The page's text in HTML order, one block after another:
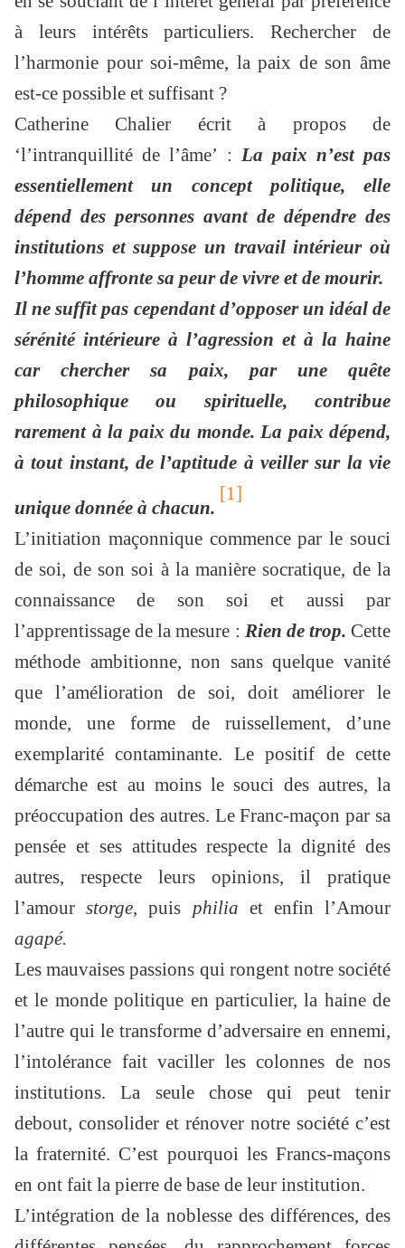
à leurs intérêts particuliers. Rechercher de
l’harmonie pour soi-même, la paix de son âme
est-ce possible et suffisant ?
Catherine Chalier écrit à propos de
‘l’intranquillité de l’âme’ : La paix n’est pas
essentiellement un concept politique, elle
dépend des personnes avant de dépendre des
institutions et suppose un travail intérieur où
l’homme affronte sa peur de vivre et de mourir.
Il ne suffit pas cependant d’opposer un idéal de
sérénité intérieure à l’agression et à la haine
car chercher sa paix, par une quête
philosophique ou spirituelle, contribue
rarement à la paix du monde. La paix dépend,
à tout instant, de l’aptitude à veiller sur la vie
unique donnée à chacun.
[1]
L’initiation maçonnique commence par le souci
de soi, de son soi à la manière socratique, de la
connaissance de son soi et aussi par
l’apprentissage de la mesure : Rien de trop. Cette
méthode ambitionne, non sans quelque vanité
que l’amélioration de soi, doit améliorer le
monde, une forme de ruissellement, d’une
exemplarité contaminante. Le positif de cette
démarche est au moins le souci des autres, la
préoccupation des autres. Le Franc-maçon par sa
pensée et ses attitudes respecte la dignité des
autres, respecte leurs opinions, il pratique
l’amourstorge, puis philia et enfin l’Amour
agapé.
Les mauvaises passions qui rongent notre société
et le monde politique en particulier, la haine de
l’autre qui le transforme d’adversaire en ennemi,
l’intolérance fait vaciller les colonnes de nos
institutions. La seule chose qui peut tenir
debout, consolider et rénover notre société c’est
la fraternité. C’est pourquoi les Francs-maçons
en ont fait la pierre de base de leur institution.
L’intégration de la noblesse des différences, des